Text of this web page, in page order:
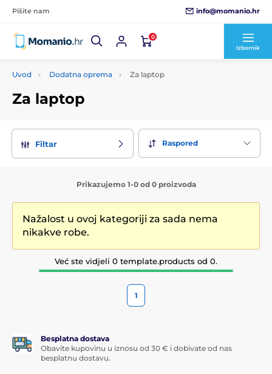
Pišite nam info@momanio.hr
0
Izbornik
Uvod Dodatna oprema Za laptop
Za laptop
Filtar Raspored
Prikazujemo 1-0 od 0 proizvoda
Nažalost u ovoj kategoriji za sada nema
nikakve robe.
Već ste vidjeli 0 template.products od 0.
1
Besplatna dostava
Obavite kupovinu u iznosu od 30 € i dobivate od nas
besplatnu dostavu.